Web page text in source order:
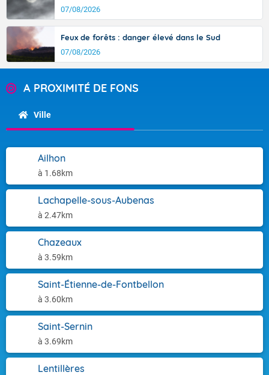
07/08/2026
Feux de forêts : danger élevé dans le Sud
07/08/2026
A PROXIMITÉ DE FONS
Ville
Ailhon
à 1.68km
Lachapelle-sous-Aubenas
à 2.47km
Chazeaux
à 3.59km
Saint-Étienne-de-Fontbellon
à 3.60km
Saint-Sernin
à 3.69km
Lentillères